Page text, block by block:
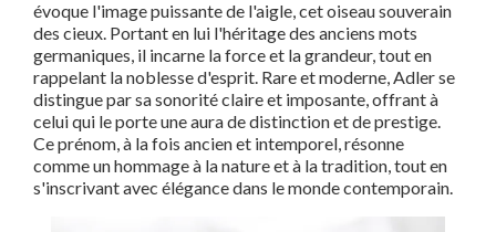
évoque l'image puissante de l'aigle, cet oiseau souverain
des cieux. Portant en lui l'héritage des anciens mots
germaniques, il incarne la force et la grandeur, tout en
rappelant la noblesse d'esprit. Rare et moderne, Adler se
distingue par sa sonorité claire et imposante, offrant à
celui qui le porte une aura de distinction et de prestige.
Ce prénom, à la fois ancien et intemporel, résonne
comme un hommage à la nature et à la tradition, tout en
s'inscrivant avec élégance dans le monde contemporain.